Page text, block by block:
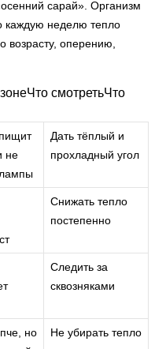
сарай». Организм
каждую неделю тепло
возрасту, оперению,
смотретьЧто
не
лампы
Дать тёплый и
прохладный угол
Снижать тепло
постепенно
Следить за
сквозняками
но
Не убирать тепло